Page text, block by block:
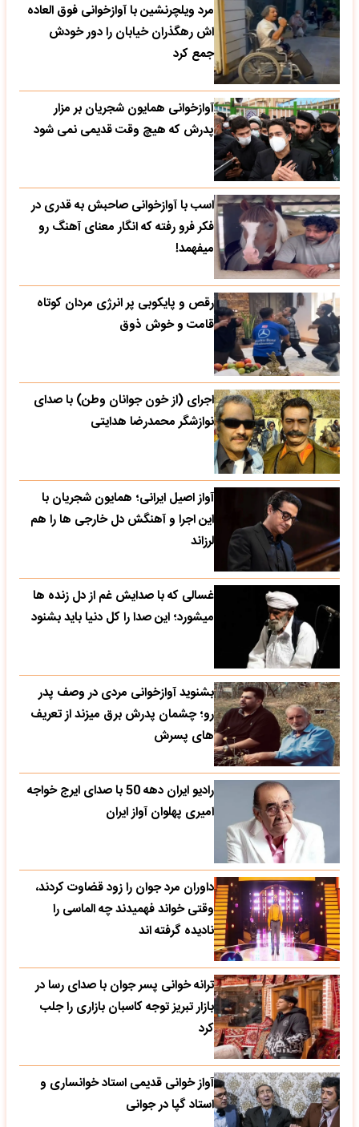
مرد ویلچرنشین با آوازخوانی فوق العاده
اش رهگذران خیابان را دور خودش
جمع کرد
آوازخوانی همایون شجریان بر مزار
پدرش که هیچ وقت قدیمی نمی شود
اسب با آوازخوانی صاحبش به قدری در
فکر فرو رفته که انگار معنای آهنگ رو
میفهمد!
رقص و پایکوبی پر انرژی مردان کوتاه
قامت و خوش ذوق
اجرای (از خون جوانان وطن) با صدای
نوازشگر محمدرضا هدایتی
آواز اصیل ایرانی؛ همایون شجریان با
این اجرا و آهنگش دل خارجی ها را هم
لرزاند
غسالی که با صدایش غم از دل زنده ها
میشورد؛ این صدا را کل دنیا باید بشنود
بشنوید آوازخوانی مردی در وصف پدر
رو؛ چشمان پدرش برق میزند از تعریف
های پسرش
رادیو ایران دهه 50 با صدای ایرج خواجه
امیری پهلوان آواز ایران
داوران مرد جوان را زود قضاوت کردند،
وقتی خواند فهمیدند چه الماسی را
نادیده گرفته اند
ترانه خوانی پسر جوان با صدای رسا در
بازار تبریز توجه کاسبان بازاری را جلب
کرد
آواز خوانی قدیمی استاد خوانساری و
استاد گپا در جوانی